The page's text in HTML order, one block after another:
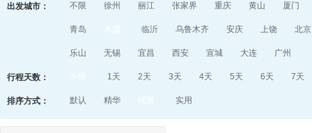
出发城市： 不限 徐州 丽江 张家界 重庆 黄山 厦门
青岛 临沂 乌鲁木齐 安庆 上饶 北京
乐山 无锡 宜昌 西安 宣城 大连 广州
行程天数： 1天 2天 3天 4天 5天 6天 7天
排序方式： 默认 精华 实用